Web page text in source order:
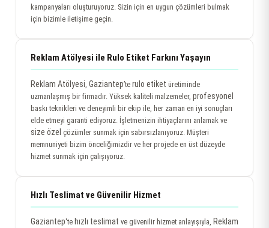
kampanyaları oluşturuyoruz. Sizin için en uygun çözümleri bulmak
için bizimle iletişime geçin.
Reklam Atölyesi ile Rulo Etiket Farkını Yaşayın
Reklam Atölyesi, Gaziantep’te rulo etiket üretiminde
uzmanlaşmış bir firmadır. Yüksek kaliteli malzemeler, profesyonel
baskı teknikleri ve deneyimli bir ekip ile, her zaman en iyi sonuçları
elde etmeyi garanti ediyoruz. İşletmenizin ihtiyaçlarını anlamak ve
size özel çözümler sunmak için sabırsızlanıyoruz. Müşteri
memnuniyeti bizim önceliğimizdir ve her projede en üst düzeyde
hizmet sunmak için çalışıyoruz.
Hızlı Teslimat ve Güvenilir Hizmet
Gaziantep'te hızlı teslimat ve güvenilir hizmet anlayışıyla, Reklam